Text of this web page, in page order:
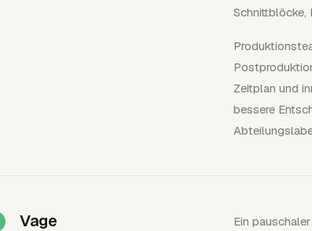
Schnittblöcke,
Zeitplan und
bessere
Vage
Ein